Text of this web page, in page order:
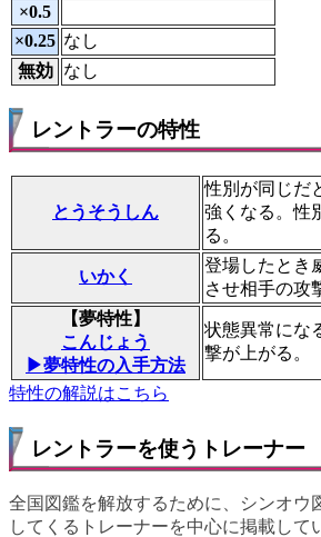
×0.5
×0.25 なし
無効
なし
レントラーの特性
とうそうしん
性別が同じだ
強くなる。性
る。
いかく
登場したとき
させ相手の攻
【夢特性】
こんじょう
▶夢特性の入手方法
状態異常にな
撃が上がる。
特性の解説はこちら
レントラーを使うトレーナー
全国図鑑を解放するために、シンオウ
してくるトレーナーを中心に掲載して